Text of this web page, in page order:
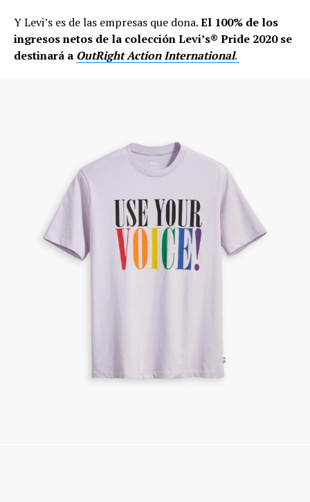
Y Levi’s es de las empresas que dona.El 100% de los
ingresos netos de la colección Levi’s® Pride 2020 se
destinará a OutRight Action International.